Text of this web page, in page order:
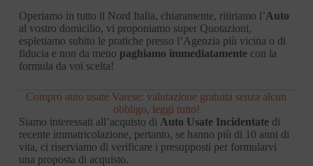
Operiamo in tutto il Nord Italia, chiaramente, ritiriamo l’Auto
al vostro domicilio, vi proponiamo super Quotazioni,
espletiamo subito le pratiche presso l’Agenzia più vicina o di
fiducia e non da meno paghiamo immediatamentecon la
formula da voi scelta!
Compro auto usate Varese: valutazione gratuita senza alcun
obbligo, leggi tutto!
Siamo interessati all’acquisto di Auto Usate Incidentatedi
recente immatricolazione, pertanto, se hanno più di 10 anni di
vita, ci riserviamo di verificare i presupposti per formularvi
una proposta di acquisto.